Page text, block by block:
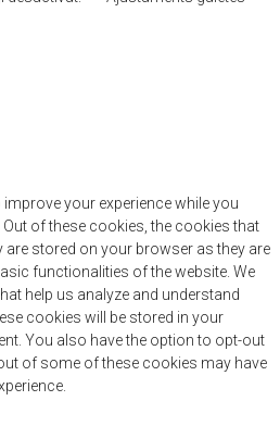
your experience while you
of these cookies, the cookies that
are stored on your browser as they are
functionalities of the website. We
help us analyze and understand
cookies will be stored in your
You also have the option to opt-out
of some of these cookies may have